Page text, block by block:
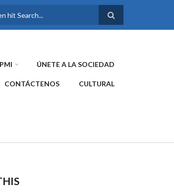
DE
ÚNETE A LA SOCIEDAD
CONTÁCTENOS CULTURAL